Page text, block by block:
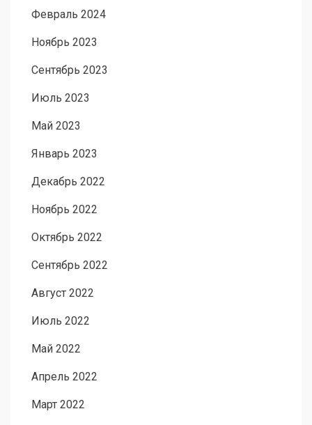
Февраль 2024
Ноябрь 2023
Сентябрь 2023
Июль 2023
Май 2023
Январь 2023
Декабрь 2022
Ноябрь 2022
Октябрь 2022
Сентябрь 2022
Август 2022
Июль 2022
Май 2022
Апрель 2022
Март 2022